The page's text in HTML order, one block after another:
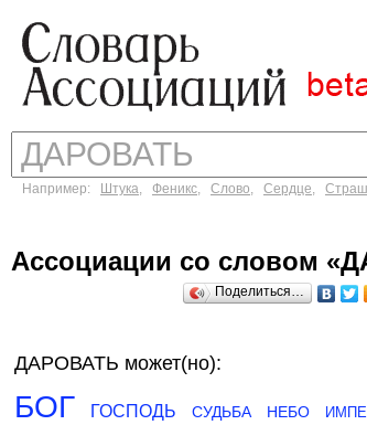
Например: Штука, Феникс, Слово, Сердце,
Ассоциации со словом
Поделиться…
ДАРОВАТЬ может(но):
БОГ ГОСПОДЬ СУДЬБА НЕБО